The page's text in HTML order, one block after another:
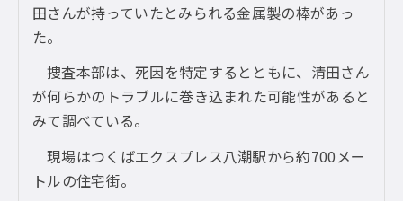
田さんが持っていたとみられる金属製の棒があっ
た。
捜査本部は、死因を特定するとともに、清田さん
が何らかのトラブルに巻き込まれた可能性があると
みて調べている。
現場はつくばエクスプレス八潮駅から約700メー
トルの住宅街。